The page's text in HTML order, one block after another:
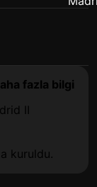
fazla bilgi
II
kuruldu.